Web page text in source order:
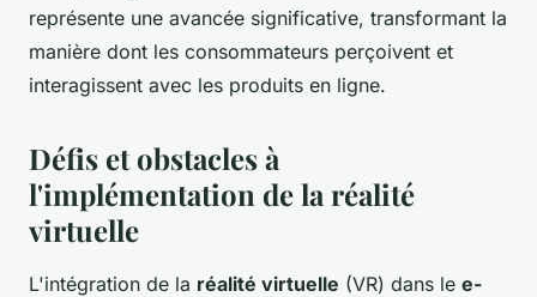
représente une avancée significative, transformant la
manière dont les consommateurs perçoivent et
interagissent avec les produits en ligne.
Défis et obstacles à
l'implémentation de la réalité
virtuelle
L'intégration de la réalité virtuelle (VR) dans le e-